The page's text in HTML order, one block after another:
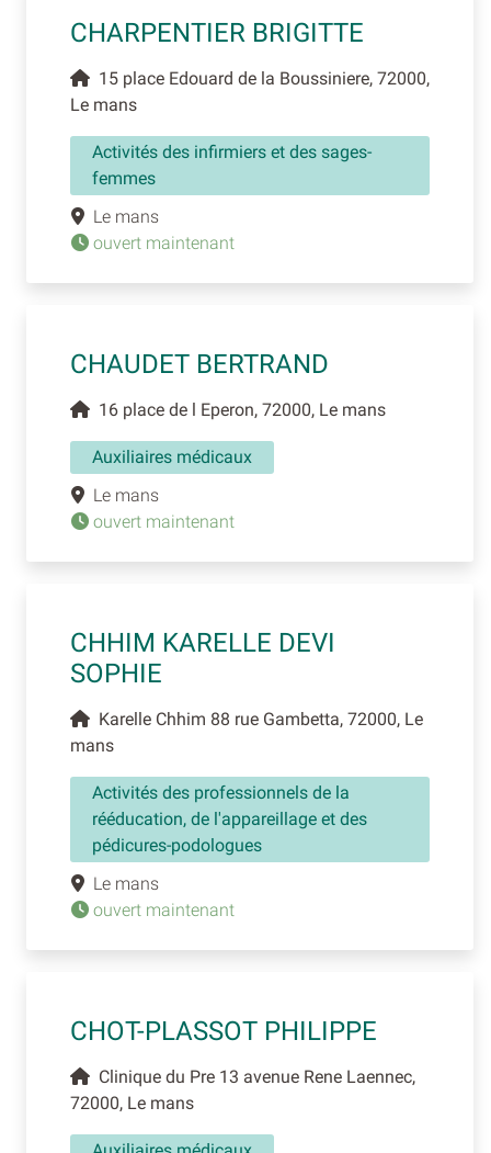
CHARPENTIER BRIGITTE
15 place Edouard de la Boussiniere, 72000,
Le mans
Activités des infirmiers et des sages-
femmes
Le mans
ouvert maintenant
CHAUDET BERTRAND
16 place de l Eperon, 72000, Le mans
Auxiliaires médicaux
Le mans
ouvert maintenant
CHHIM KARELLE DEVI
SOPHIE
Karelle Chhim 88 rue Gambetta, 72000, Le
mans
Activités des professionnels de la
rééducation, de l'appareillage et des
pédicures-podologues
Le mans
ouvert maintenant
CHOT-PLASSOT PHILIPPE
Clinique du Pre 13 avenue Rene Laennec,
72000, Le mans